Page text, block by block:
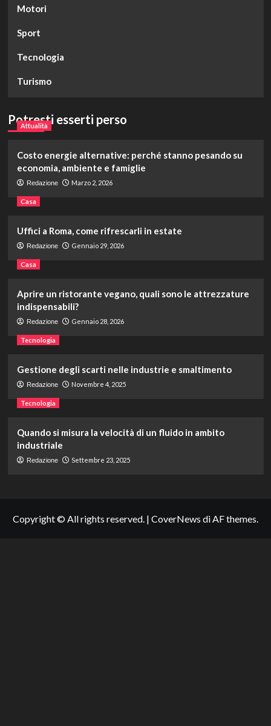
Motori
Sport
Tecnologia
Turismo
Potresti esserti perso
Attualità
Costo energie alternative: perché stanno pesando su
economia, ambiente e famiglie
Redazione Marzo 2, 2026
Casa
Uffici a Roma, come rifrescarli in estate
Redazione Gennaio 29, 2026
Casa
Aprire un ristorante vegano, quali sono le attrezzature
indispensabili?
Redazione Gennaio 28, 2026
Tecnologia
Gestione degli scarti nelle industrie e smaltimento
Redazione Novembre 4, 2025
Tecnologia
Quando si misura la velocità di un fluido in ambito
industriale
Redazione Settembre 23, 2025
Copyright © All rights reserved. | CoverNews di AF themes.